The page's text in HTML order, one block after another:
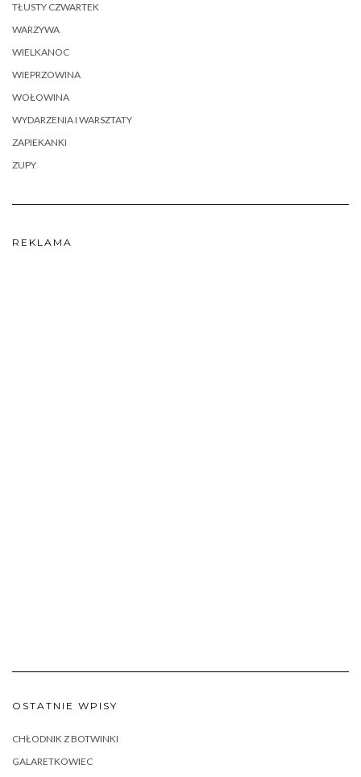
TŁUSTY CZWARTEK
WARZYWA
WIELKANOC
WIEPRZOWINA
WOŁOWINA
WYDARZENIA I WARSZTATY
ZAPIEKANKI
ZUPY
REKLAMA
OSTATNIE WPISY
CHŁODNIK Z BOTWINKI
GALARETKOWIEC